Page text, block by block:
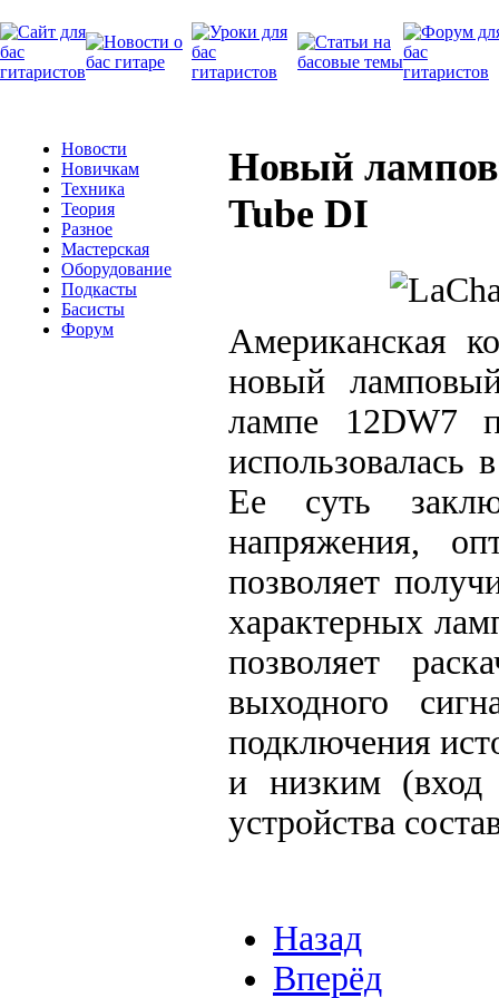
Новости
Новичкам
Техника
Теория
Разное
Мастерская
Оборудование
Подкасты
Басисты
Форум
Новый
Tube DI
Американская
новый
лампе 12DW7
использовалась
Ее суть
напряжения,
позволяет
характерных
позволяет
выходного
подключения
и низким (вход
устройства
Назад
Вперёд